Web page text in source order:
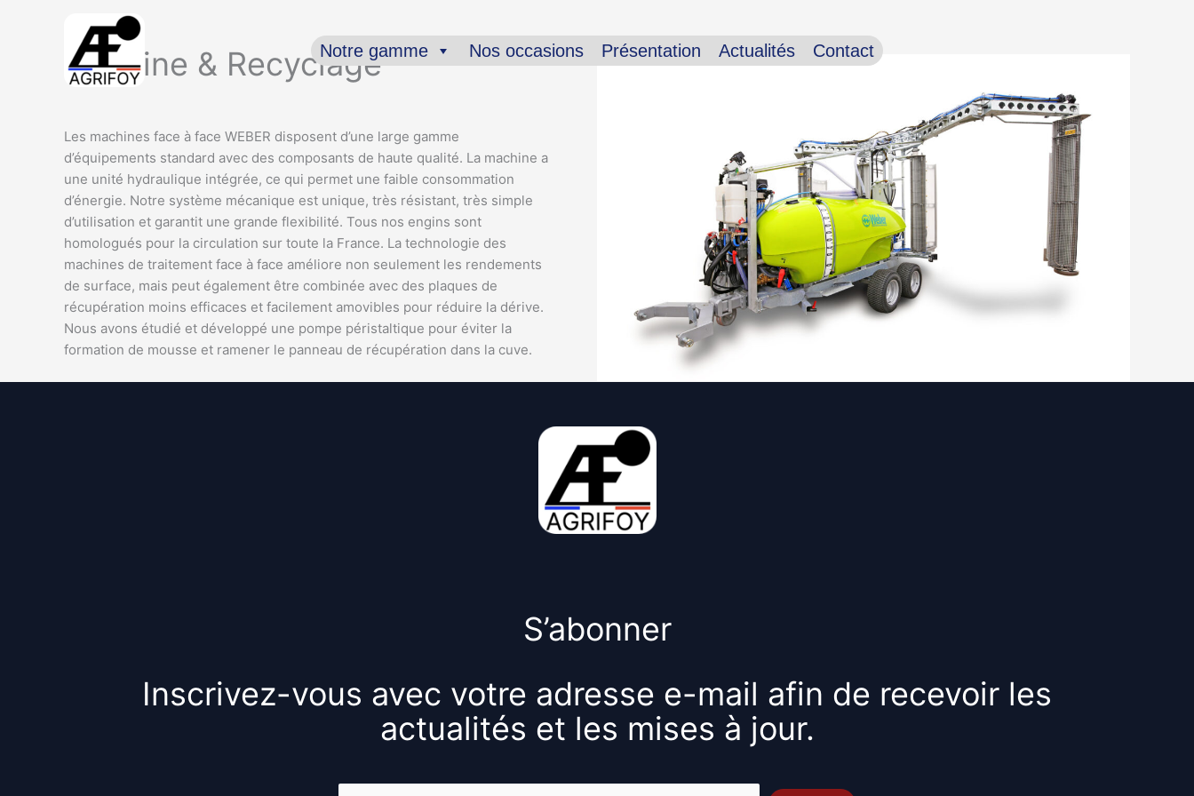
Notre gamme Nos occasions Présentation Actualités Contact
Overline & Recyclage
Les machines face à face WEBER disposent d’une large gamme
d’équipements standard avec des composants de haute qualité. La machine a
une unité hydraulique intégrée, ce qui permet une faible consommation
d’énergie. Notre système mécanique est unique, très résistant, très simple
d’utilisation et garantit une grande flexibilité. Tous nos engins sont
homologués pour la circulation sur toute la France. La technologie des
machines de traitement face à face améliore non seulement les rendements
de surface, mais peut également être combinée avec des plaques de
récupération moins efficaces et facilement amovibles pour réduire la dérive.
Nous avons étudié et développé une pompe péristaltique pour éviter la
formation de mousse et ramener le panneau de récupération dans la cuve.
S’abonner
Inscrivez-vous avec votre adresse e-mail afin de recevoir les
actualités et les mises à jour.